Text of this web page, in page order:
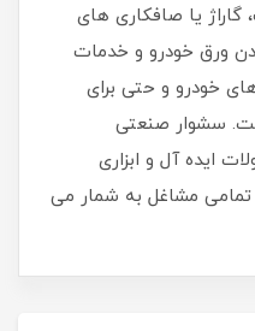
گاراژ یا صافکاری های
ورق خودرو و خدمات
خودرو و حتی برای
سشوار صنعتی
از محصولات ایده آل و ابزاری
تمامی مشاغل به شمار می